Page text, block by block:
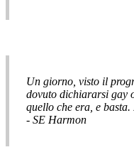
Un giorno, visto il
dovuto dichiararsi gay
quello che era, e
- SE Harmon